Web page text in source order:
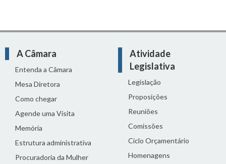
A Câmara
Entenda a Câmara
Mesa Diretora
Como chegar
Agende uma Visita
Memória
Estrutura administrativa
Procuradoria da Mulher
Atividade
Legislativa
Legislação
Proposições
Reuniões
Comissões
Ciclo Orçamentário
Homenagens